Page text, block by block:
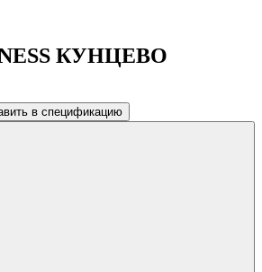
КУНЦЕВО
в спецификацию